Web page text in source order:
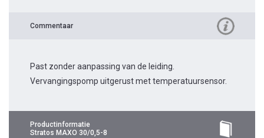
Commentaar
Past zonder aanpassing van de leiding.
Vervangingspomp uitgerust met temperatuursensor.
Productinformatie
Stratos MAXO 30/0,5-8